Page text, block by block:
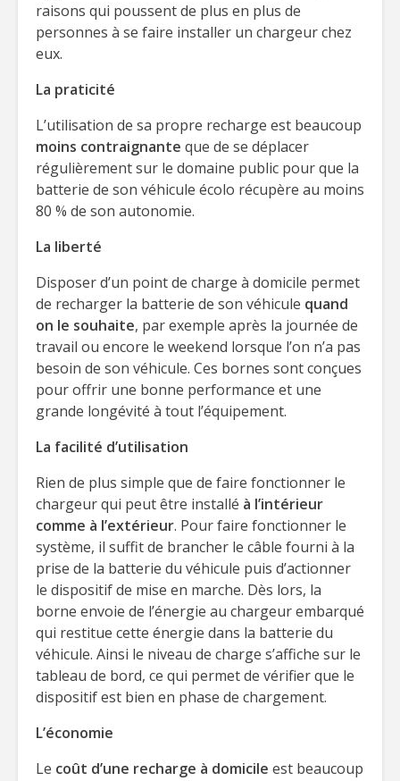
raisons qui poussent de plus en plus de
personnes à se faire installer un chargeur chez
eux.
La praticité
L’utilisation de sa propre recharge est beaucoup
moins contraignante que de se déplacer
régulièrement sur le domaine public pour que la
batterie de son véhicule écolo récupère au moins
80 % de son autonomie.
La liberté
Disposer d’un point de charge à domicile permet
de recharger la batterie de son véhicule quand
on le souhaite, par exemple après la journée de
travail ou encore le weekend lorsque l’on n’a pas
besoin de son véhicule. Ces bornes sont conçues
pour offrir une bonne performance et une
grande longévité à tout l’équipement.
La facilité d’utilisation
Rien de plus simple que de faire fonctionner le
chargeur qui peut être installé à l’intérieur
comme à l’extérieur. Pour faire fonctionner le
système, il suffit de brancher le câble fourni à la
prise de la batterie du véhicule puis d’actionner
le dispositif de mise en marche. Dès lors, la
borne envoie de l’énergie au chargeur embarqué
qui restitue cette énergie dans la batterie du
véhicule. Ainsi le niveau de charge s’affiche sur le
tableau de bord, ce qui permet de vérifier que le
dispositif est bien en phase de chargement.
L’économie
Le coût d’une recharge à domicile est beaucoup